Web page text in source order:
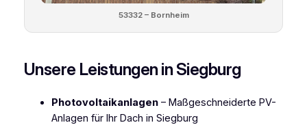
53332 – Bornheim
Unsere Leistungen in Siegburg
Photovoltaikanlagen– Maßgeschneiderte PV-
Anlagen für Ihr Dach in Siegburg